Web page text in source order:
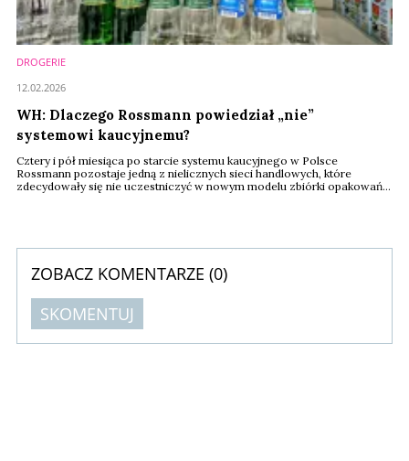
DROGERIE
WH: Dlaczego Rossmann powiedział „nie”
systemowi kaucyjnemu?
Cztery i pół miesiąca po starcie systemu kaucyjnego w Polsce
Rossmann pozostaje jedną z nielicznych sieci handlowych, które
zdecydowały się nie uczestniczyć w nowym modelu zbiórki opakowań.
12.02.2026
ZOBACZ KOMENTARZE (0)
SKOMENTUJ